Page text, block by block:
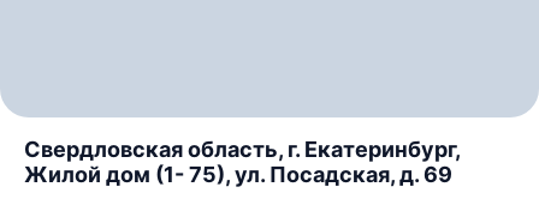
Свердловская область, г. Екатеринбург,
Жилой дом (1- 75), ул. Посадская, д. 69